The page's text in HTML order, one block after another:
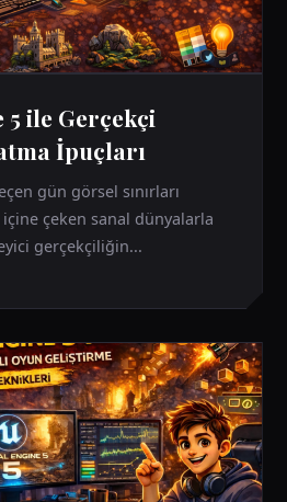
ile Gerçekçi
İpuçları
gün görsel sınırları
çeken sanal dünyalarla
gerçekçiliğin...